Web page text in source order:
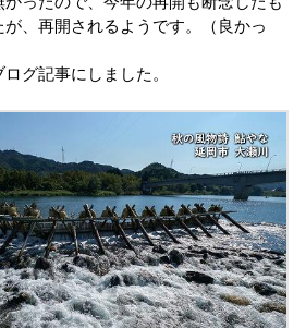
、再開されるようです。（良かっ
グ記事にしました。